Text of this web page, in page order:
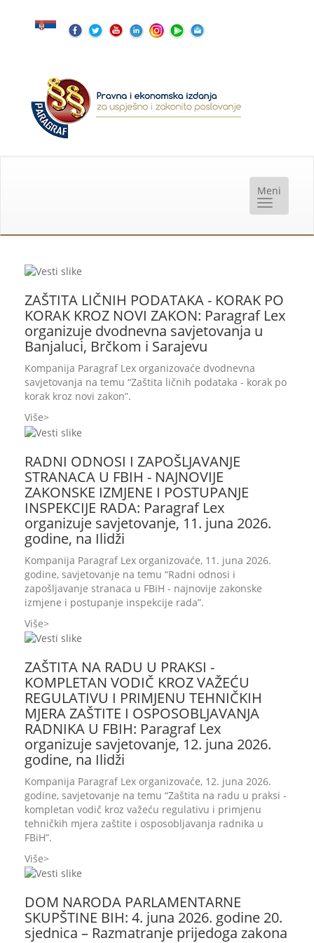
ZAŠTITA LIČNIH PODATAKA - KORAK PO
KORAK KROZ NOVI ZAKON: Paragraf Lex
organizuje dvodnevna savjetovanja u
Banjaluci, Brčkom i Sarajevu
Kompanija Paragraf Lex organizovaće dvodnevna
savjetovanja na temu “Zaštita ličnih podataka - korak po
korak kroz novi zakon”.
Više
RADNI ODNOSI I ZAPOŠLJAVANJE
STRANACA U FBIH - NAJNOVIJE
ZAKONSKE IZMJENE I POSTUPANJE
INSPEKCIJE RADA: Paragraf Lex
organizuje savjetovanje, 11. juna 2026.
godine, na Ilidži
Kompanija Paragraf Lex organizovaće, 11. juna 2026.
godine, savjetovanje na temu “Radni odnosi i
zapošljavanje stranaca u FBiH - najnovije zakonske
izmjene i postupanje inspekcije rada”.
Više
ZAŠTITA NA RADU U PRAKSI -
KOMPLETAN VODIČ KROZ VAŽEĆU
REGULATIVU I PRIMJENU TEHNIČKIH
MJERA ZAŠTITE I OSPOSOBLJAVANJA
RADNIKA U FBIH: Paragraf Lex
organizuje savjetovanje, 12. juna 2026.
godine, na Ilidži
Kompanija Paragraf Lex organizovaće, 12. juna 2026.
godine, savjetovanje na temu “Zaštita na radu u praksi -
kompletan vodič kroz važeću regulativu i primjenu
tehničkih mjera zaštite i osposobljavanja radnika u
FBiH”.
Više
DOM NARODA PARLAMENTARNE
SKUPŠTINE BIH: 4. juna 2026. godine 20.
sjednica – Razmatranje prijedoga zakona